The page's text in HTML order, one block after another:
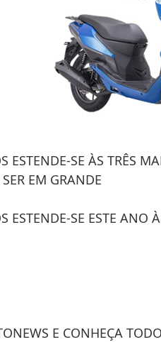
ESTENDE-SE ÀS TRÊS
EM GRANDE
ESTENDE-SE ESTE ANO
E CONHEÇA